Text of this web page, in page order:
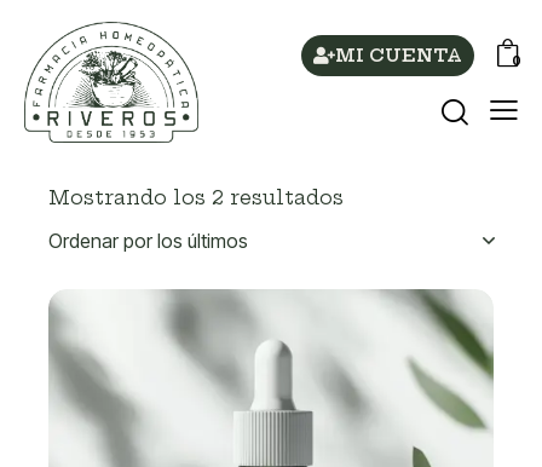
MI CUENTA 0
Mostrando los 2 resultados